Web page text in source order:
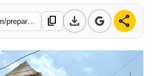
https://www.ddthindi.com/preparations-in-full-swing-for-thakurji-temple-pran-pratishtha-mahotsav-in-alasan-from-june-13-to-17 content_copy download share